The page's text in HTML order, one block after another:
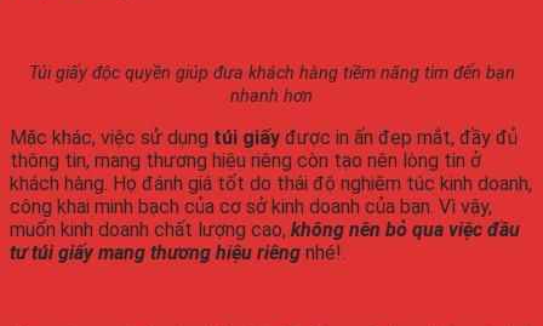
Túi giấy độc quyền giúp đưa khách hàng tiềm năng tìm đến bạn
nhanh hơn
Mặc khác, việc sử dụng túi giấy được in ấn đẹp mắt, đầy đủ
thông tin, mang thương hiệu riêng còn tạo nên lòng tin ở
khách hàng. Họ đánh giá tốt do thái độ nghiêm túc kinh doanh,
công khai minh bạch của cơ sở kinh doanh của bạn. Vì vậy,
muốn kinh doanh chất lượng cao, không nên bỏ qua việc đầu
tư túi giấy mang thương hiệu riêng nhé!.